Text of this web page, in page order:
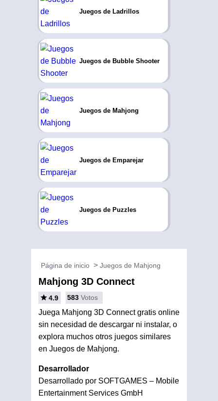
Juegos de Ladrillos
Juegos de Bubble Shooter
Juegos de Mahjong
Juegos de Emparejar
Juegos de Puzzles
Página de inicio Juegos de Mahjong
Mahjong 3D Connect
4.9 583 Votos
Juega Mahjong 3D Connect gratis online
sin necesidad de descargar ni instalar, o
explora muchos otros juegos similares
en Juegos de Mahjong.
Desarrollador
Desarrollado por SOFTGAMES – Mobile
Entertainment Services GmbH